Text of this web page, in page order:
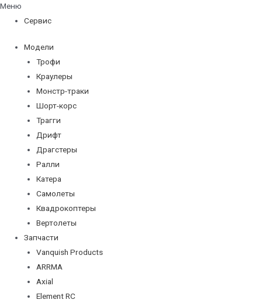
Меню
Сервис
Модели
Трофи
Краулеры
Монстр-траки
Шорт-корс
Трагги
Дрифт
Драгстеры
Ралли
Катера
Самолеты
Квадрокоптеры
Вертолеты
Запчасти
Vanquish Products
ARRMA
Axial
Element RC